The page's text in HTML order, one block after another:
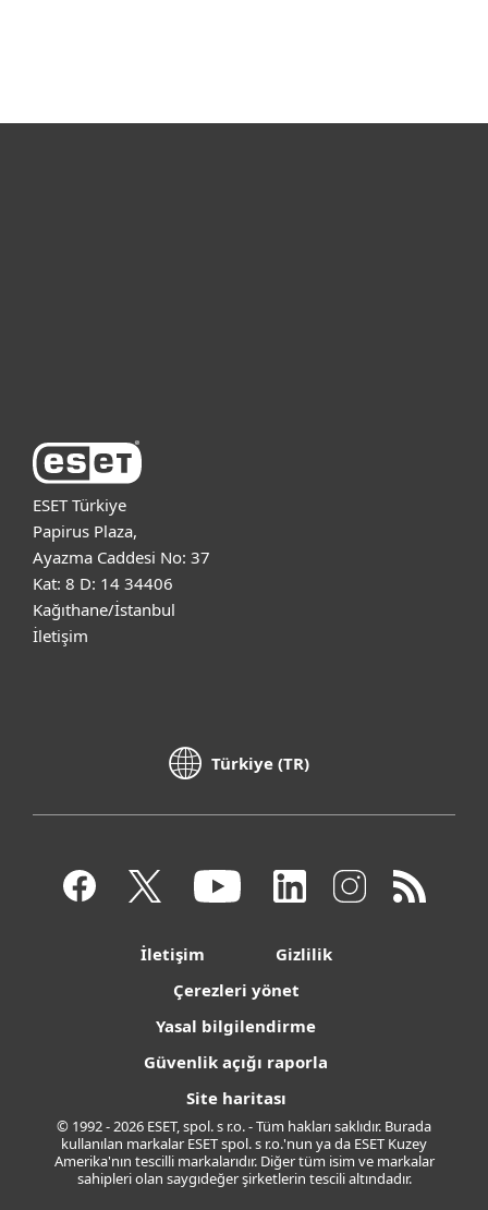
ESET Türkiye
Papirus Plaza,
Ayazma Caddesi No: 37
Kat: 8 D: 14 34406
Kağıthane/İstanbul
İletişim
Türkiye (TR)
İletişim
Gizlilik
Çerezleri yönet
Yasal bilgilendirme
Güvenlik açığı raporla
Site haritası
© 1992 - 2026 ESET, spol. s r.o. - Tüm hakları saklıdır. Burada
kullanılan markalar ESET spol. s r.o.'nun ya da ESET Kuzey
Amerika'nın tescilli markalarıdır. Diğer tüm isim ve markalar
sahipleri olan saygıdeğer şirketlerin tescili altındadır.